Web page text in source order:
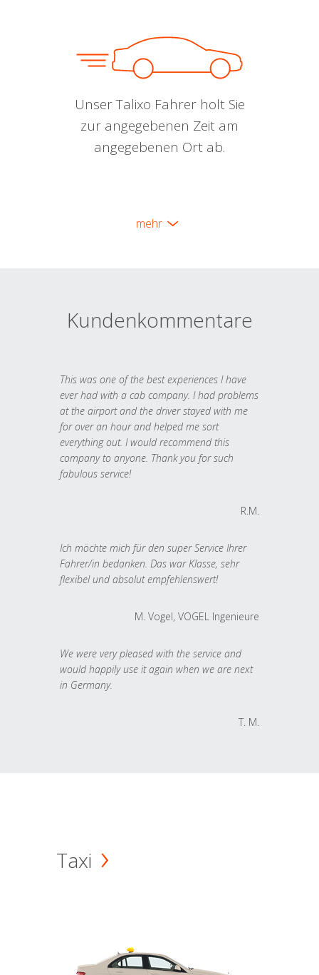
Unser Talixo Fahrer holt Sie
zur angegebenen Zeit am
angegebenen Ort ab.
mehr
Kundenkommentare
This was one of the best experiences I have
ever had with a cab company. I had problems
at the airport and the driver stayed with me
for over an hour and helped me sort
everything out. I would recommend this
company to anyone. Thank you for such
fabulous service!
R.M.
Ich möchte mich für den super Service Ihrer
Fahrer/in bedanken. Das war Klasse, sehr
flexibel und absolut empfehlenswert!
M. Vogel, VOGEL Ingenieure
We were very pleased with the service and
would happily use it again when we are next
in Germany.
T. M.
Taxi